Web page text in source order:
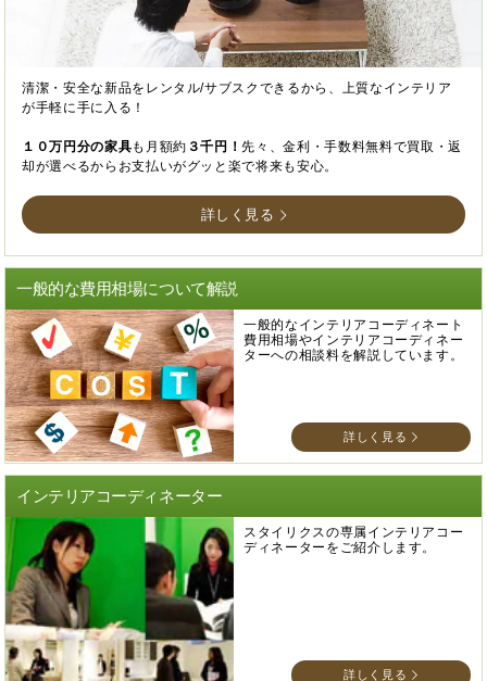
清潔・安全な新品をレンタル/サブスクできるから、上質なインテリア
が手軽に手に入る！
１０万円分の家具も月額約 ３千円！先々、金利・手数料無料で買取・返
却が選べるからお支払いがグッと楽で将来も安心。
詳しく見る
一般的な費用相場について解説
一般的なインテリアコーディネート
費用相場やインテリアコーディネー
ターへの相談料を解説しています。
詳しく見る
インテリアコーディネーター
スタイリクスの専属インテリアコー
ディネーターをご紹介します。
詳しく見る